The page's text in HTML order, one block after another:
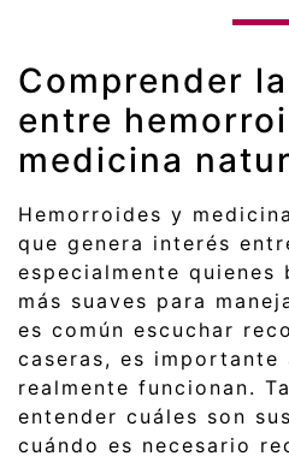
Comprender
entre
medicina
Hemorroides y
que genera interés
especialmente quienes
más suaves para
es común escuchar
caseras, es importante
realmente funcionan.
entender cuáles son
cuándo es necesario